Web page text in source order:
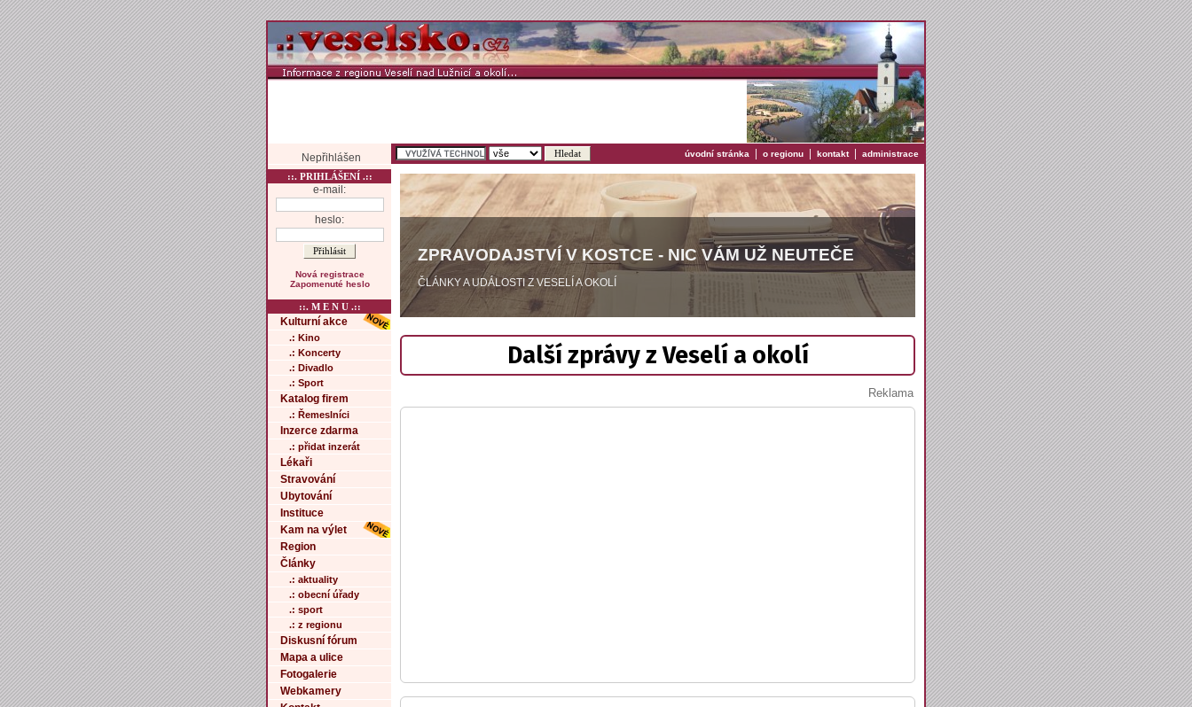
Nepřihlášen úvodní stránka | o regionu | kontakt| administrace
::. PRIHLÁŠENÍ .::
e-mail:
heslo:
Nová registrace
Zapomenuté heslo
::. M E N U .::
Kulturní akce
.: Kino
.: Koncerty
.: Divadlo
.: Sport
Katalog firem
.: Řemeslníci
Inzerce zdarma
.: přidat inzerát
Lékaři
Stravování
Ubytování
Instituce
Kam na výlet
Region
Články
.: aktuality
.: obecní úřady
.: sport
.: z regionu
Diskusní fórum
Mapa a ulice
Fotogalerie
Webkamery
ZPRAVODAJSTVÍ V KOSTCE - NIC VÁM UŽ NEUTEČE
ČLÁNKY A UDÁLOSTI Z VESELÍ A OKOLÍ
Další zprávy z Veselí a okolí
Reklama